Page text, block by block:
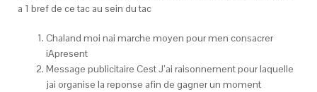
a 1 bref de ce tac au sein du tac
Chaland moi nai marche moyen pour men consacrer
iApresent
Message publicitaire Cest J’ai raisonnement pour laquelle
jai organise la reponse afin de gagner un moment